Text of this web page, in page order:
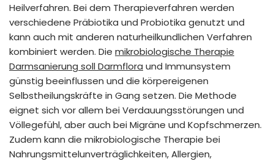
Heilverfahren. Bei dem Therapieverfahren werden
verschiedene Präbiotika und Probiotika genutzt und
kann auch mit anderen naturheilkundlichen Verfahren
kombiniert werden. Die mikrobiologische Therapie
Darmsanierung soll Darmflora und Immunsystem
günstig beeinflussen und die körpereigenen
Selbstheilungskräfte in Gang setzen. Die Methode
eignet sich vor allem bei Verdauungsstörungen und
Völlegefühl, aber auch bei Migräne und Kopfschmerzen.
Zudem kann die mikrobiologische Therapie bei
Nahrungsmittelunverträglichkeiten, Allergien,